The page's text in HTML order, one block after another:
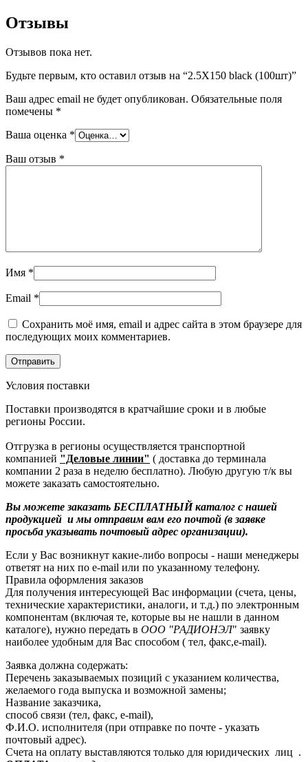
Отзывы
Отзывов пока нет.
Будьте первым, кто оставил отзыв на “2.5X150 black (100шт)”
Ваш адрес email не будет опубликован. Обязательные поля
помечены *
Ваша оценка *
Ваш отзыв *
Имя *
Email *
Сохранить моё имя, email и адрес сайта в этом браузере для
последующих моих комментариев.
Условия поставки
Поставки производятся в кратчайшие сроки и в любые
регионы России.
Отгрузка в регионы осуществляется транспортной
компанией "Деловые линии" ( доставка до терминала
компании 2 раза в неделю бесплатно). Любую другую т/к вы
можете заказать самостоятельно.
Вы можете заказать БЕСПЛАТНЫЙ каталог с нашей
продукцией и мы отправим вам его почтой (в заявке
просьба указывать почтовый адрес организации).
Если у Вас возникнут какие-либо вопросы - наши менеджеры
ответят на них по e-mail или по указанному телефону.
Правила оформления заказов
Для получения интересующей Вас информации (счета, цены,
технические характеристики, аналоги, и т.д.) по электронным
компонентам (включая те, которые вы не нашли в данном
каталоге), нужно передать в ООО "РАДИОНЭЛ" заявку
наиболее удобным для Вас способом ( тел, факс,e-mail).
Заявка должна содержать:
Перечень заказываемых позиций с указанием количества,
желаемого года выпуска и возможной замены;
Название заказчика,
способ связи (тел, факс, e-mail),
Ф.И.О. исполнителя (при отправке по почте - указать
почтовый адрес).
Счета на оплату выставляются только для юридических лиц .